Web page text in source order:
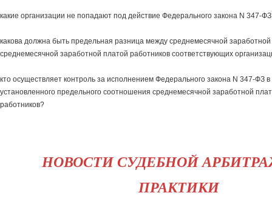
какие организации не попадают под действие Федерального закона N 347-
какова должна быть предельная разница между среднемесячной
среднемесячной заработной платой работников соответствующих
кто осуществляет контроль за исполнением Федерального закона N 347-ФЗ
установленного предельного соотношения среднемесячной заработной
работников?
НОВОСТИ СУДЕБНОЙ
ПРАКТИКИ